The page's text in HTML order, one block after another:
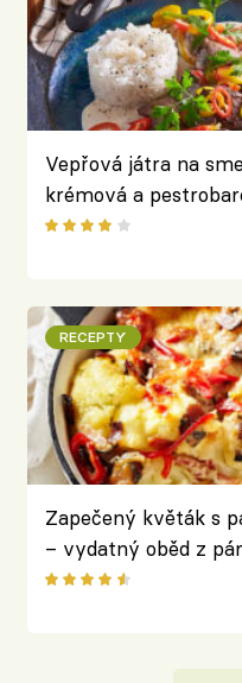
Vepřová játra na
krémová a
zamilujete
RECEPTY
Zapečený květák s
– vydatný oběd z